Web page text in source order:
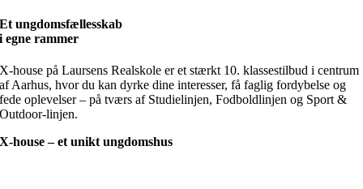
Et ungdomsfællesskab
i egne rammer
X-house på Laursens Realskole er et stærkt 10. klassestilbud i centrum
af Aarhus, hvor du kan dyrke dine interesser, få faglig fordybelse og
fede oplevelser – på tværs af Studielinjen, Fodboldlinjen og Sport &
Outdoor-linjen.
X-house – et unikt ungdomshus